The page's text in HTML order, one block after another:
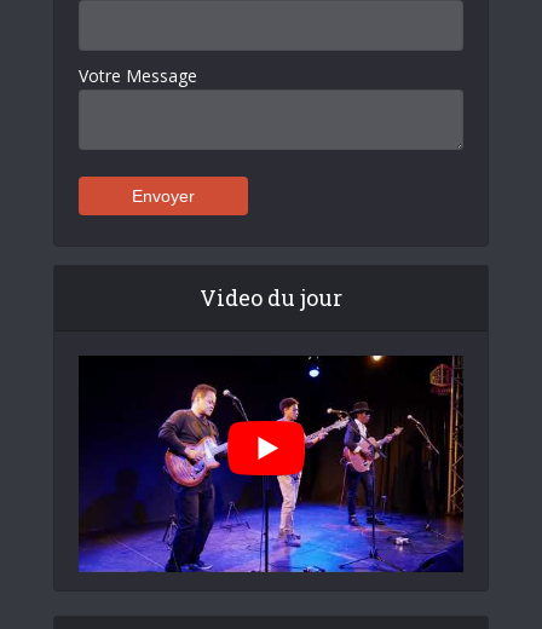
Votre Message
Video du jour